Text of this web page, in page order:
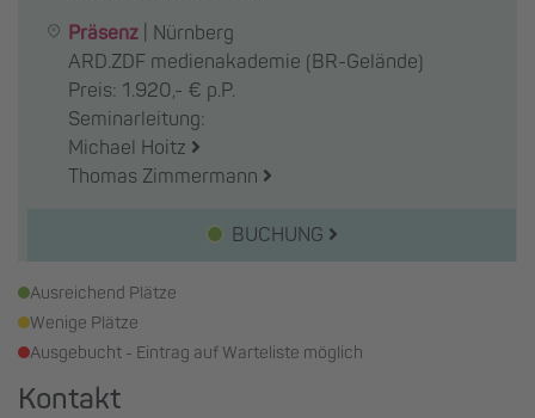
Präsenz
Nürnberg
ARD.ZDF medienakademie (BR-Gelände)
Preis: 1.920,- € p.P.
Seminarleitung:
Michael Hoitz
Thomas Zimmermann
BUCHUNG
Ausreichend Plätze
Wenige Plätze
Ausgebucht - Eintrag auf Warteliste möglich
Kontakt